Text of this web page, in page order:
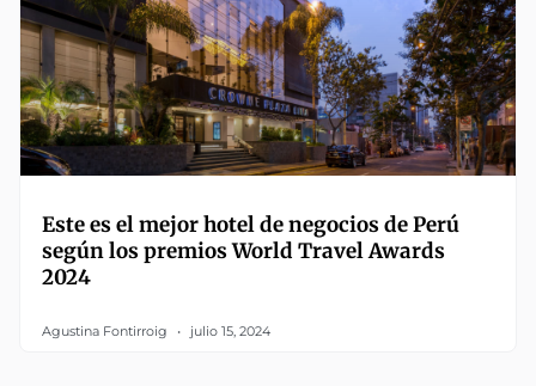
Este es el mejor hotel de negocios de Perú
según los premios World Travel Awards
2024
Agustina Fontirroig julio 15, 2024